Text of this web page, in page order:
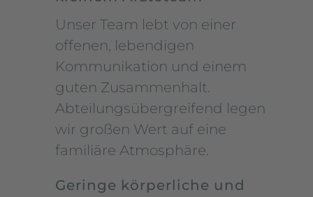
Unser Team lebt von einer
offenen, lebendigen
Kommunikation und einem
guten Zusammenhalt.
Abteilungsübergreifend legen
wir großen Wert auf eine
familiäre Atmosphäre.
Geringe körperliche und